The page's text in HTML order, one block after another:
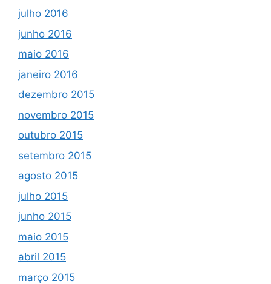
julho 2016
junho 2016
maio 2016
janeiro 2016
dezembro 2015
novembro 2015
outubro 2015
setembro 2015
agosto 2015
julho 2015
junho 2015
maio 2015
abril 2015
março 2015